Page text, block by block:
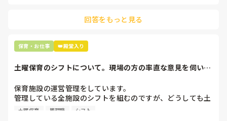
最後の職場にしようと思っていましたが
辞めることは逃げ、と、過去辞めた人も何年も言われ続けて
います
回答をもっと見る
保育・お仕事 👑殿堂入り
土曜保育のシフトについて。現場の方の率直な意見を伺いた
保育施設の運営管理をしています。
管理している全施設のシフトを組むのですが、どうしても土
曜保育だけは入れる方が少なく、いつも苦労しています。
土曜保育 管理職 シフト